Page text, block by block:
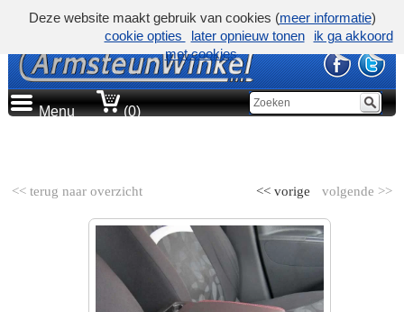
Menu (0)
<< terug naar overzicht volgende >>
<< vorige
Deze website maakt gebruik van cookies (meer informatie)
cookie opties
later opnieuw tonen
ik ga akkoord
met cookies